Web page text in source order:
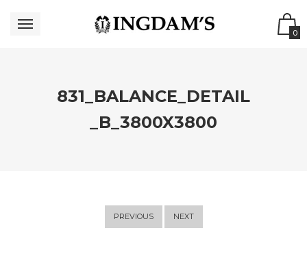
0
831_BALANCE_DETAIL
_B_3800X3800
PREVIOUS NEXT